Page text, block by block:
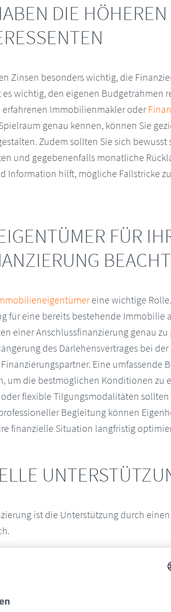
DIE
Zinsen besonders wichtig, die
wichtig, den eigenen Budgetrahmen
Immobilienmakler oder
genau kennen, können Sie
Zudem sollten Sie sich bewusst
und gegebenenfalls monatliche
Information hilft, mögliche Fallstricke
FÜR
eine wichtige
für eine bereits bestehende Immobilie
einer Anschlussfinanzierung genau
des Darlehensvertrages bei
Eine umfassende
um die bestmöglichen Konditionen zu
flexible Tilgungsmodalitäten
Begleitung können
finanzielle Situation langfristig
ist die Unterstützung durch
und Erfahrungen im Bereich der
Sie sind Experten auf ihrem Gebiet
individuellen Bedürfnissen und
zu verschiedenen